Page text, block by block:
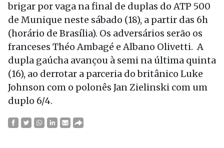
brigar por vaga na final de duplas do ATP 500
de Munique neste sábado (18), a partir das 6h
(horário de Brasília). Os adversários serão os
franceses Théo Ambagé e Albano Olivetti. A
dupla gaúcha avançou à semi na última quinta
(16), ao derrotar a parceria do britânico Luke
Johnson com o polonês Jan Zielinski com um
duplo 6/4.